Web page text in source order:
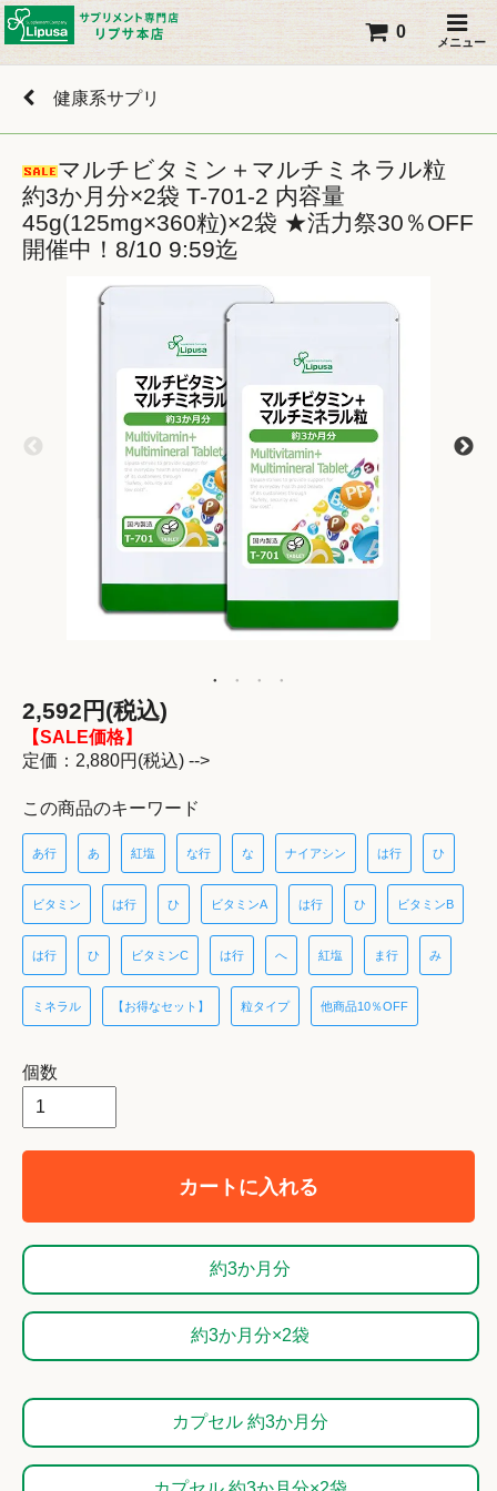
メニュー
0
健康系サプリ
マルチビタミン＋マルチミネラル粒
約3か月分×2袋 T-701-2 内容量
45g(125mg×360粒)×2袋 ★活力祭30％OFF
開催中！8/10 9:59迄
2,592円(税込)
【SALE価格】
定価：2,880円(税込) -->
この商品のキーワード
あ行 あ 紅塩 な行 な ナイアシン は行 ひ
ビタミン は行 ひ ビタミンA は行 ひ ビタミンB
は行 ひ ビタミンC は行 へ 紅塩 ま行 み
ミネラル 【お得なセット】 粒タイプ 他商品10％OFF
個数
カートに入れる
約3か月分
約3か月分×2袋
カプセル 約3か月分